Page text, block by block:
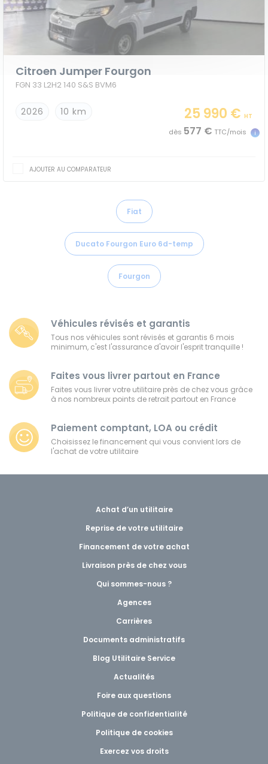
Citroen Jumper Fourgon
FGN 33 L2H2 140 S&S BVM6
2026 10 km 25 990 € HT
dès 577 € TTC/mois
AJOUTER AU COMPARATEUR
Fiat
Ducato Fourgon Euro 6d-temp
Fourgon
Véhicules révisés et garantis
Tous nos véhicules sont révisés et garantis 6 mois
minimum, c'est l'assurance d'avoir l'esprit tranquille !
Faites vous livrer partout en France
Faites vous livrer votre utilitaire près de chez vous grâce
à nos nombreux points de retrait partout en France
Paiement comptant, LOA ou crédit
Choisissez le financement qui vous convient lors de
l'achat de votre utilitaire
Achat d’un utilitaire
Reprise de votre utilitaire
Financement de votre achat
Livraison près de chez vous
Qui sommes-nous ?
Agences
Carrières
Documents administratifs
Blog Utilitaire Service
Actualités
Foire aux questions
Politique de confidentialité
Politique de cookies
Exercez vos droits